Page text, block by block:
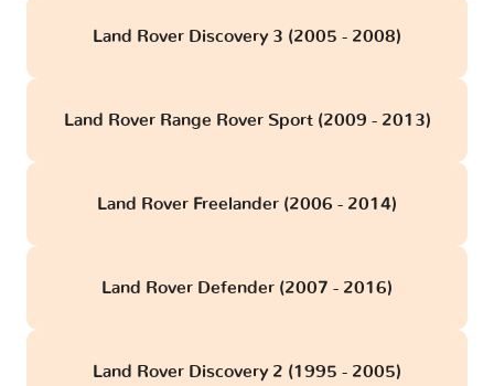
Land Rover Discovery 3 (2005 - 2008)
Land Rover Range Rover Sport (2009 - 2013)
Land Rover Freelander (2006 - 2014)
Land Rover Defender (2007 - 2016)
Land Rover Discovery 2 (1995 - 2005)